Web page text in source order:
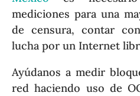
mediciones para una
de censura, contar
lucha por un Internet
Ayúdanos a medir
red haciendo uso de